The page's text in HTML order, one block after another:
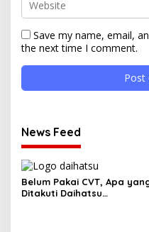
Save my name, email,
the next time I comment.
News Feed
Belum Pakai CVT, Apa
Ditakuti Daihatsu